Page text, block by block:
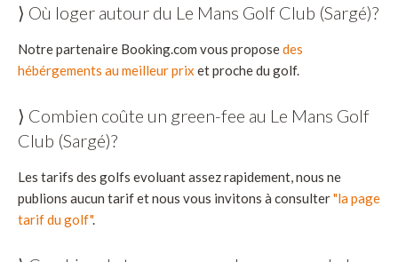
⟩ Où loger autour du Le Mans Golf Club (Sargé)?
Notre partenaire Booking.com vous proposedes
hébérgements au meilleur prix et proche du golf.
⟩ Combien coûte un green-fee au Le Mans Golf
Club (Sargé)?
Les tarifs des golfs evoluant assez rapidement, nous ne
publions aucun tarif et nous vous invitons à consulter"la page
tarif du golf".